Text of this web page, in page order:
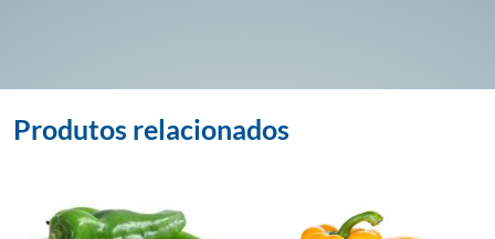
Produtos relacionados